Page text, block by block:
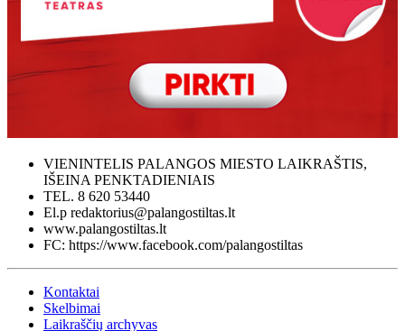
VIENINTELIS PALANGOS MIESTO LAIKRAŠTIS,
IŠEINA PENKTADIENIAIS
TEL. 8 620 53440
El.p redaktorius@palangostiltas.lt
www.palangostiltas.lt
FC: https://www.facebook.com/palangostiltas
Kontaktai
Skelbimai
Laikraščių archyvas